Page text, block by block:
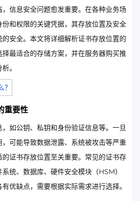
信息安全问题愈发重要。在各种业务场
和权限的关键凭据，其存放位置及安全
安全。本文将详细解析证书存放位置的
最适合的存储方案，并在服务器购买推
。
重要性
如公钥、私钥和身份验证信息等。一旦
可能导致数据泄露、系统被攻击等严重
证书存放位置至关重要。常见的证书存
统、数据库、硬件安全模块（HSM）
优缺点，需要根据实际需求进行选择。